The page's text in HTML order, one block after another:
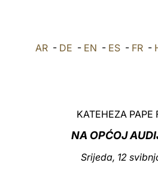
AR- DE - EN - ES- FR-
KATEHEZA PAPE
NA OPĆOJ
Srijeda, 12